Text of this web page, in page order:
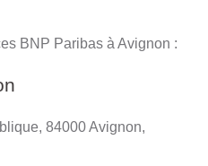
BNP Paribas à Avignon :
84000 Avignon,